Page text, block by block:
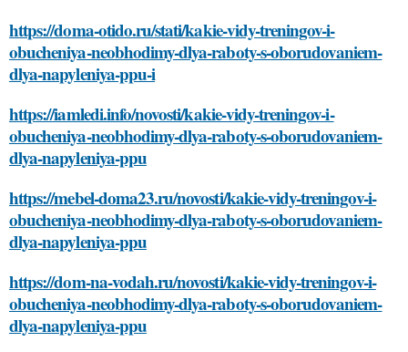
https://doma-otido.ru/stati/kakie-vidy-treningov-i-
obucheniya-neobhodimy-dlya-raboty-s-oborudovaniem-
dlya-napyleniya-ppu-i
https://iamledi.info/novosti/kakie-vidy-treningov-i-
obucheniya-neobhodimy-dlya-raboty-s-oborudovaniem-
dlya-napyleniya-ppu
https://mebel-doma23.ru/novosti/kakie-vidy-treningov-i-
obucheniya-neobhodimy-dlya-raboty-s-oborudovaniem-
dlya-napyleniya-ppu
https://dom-na-vodah.ru/novosti/kakie-vidy-treningov-i-
obucheniya-neobhodimy-dlya-raboty-s-oborudovaniem-
dlya-napyleniya-ppu